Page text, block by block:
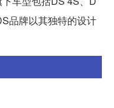
品牌以其独特的设计